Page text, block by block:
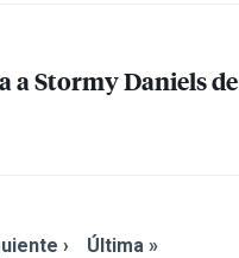
a Stormy Daniels de
› Última »